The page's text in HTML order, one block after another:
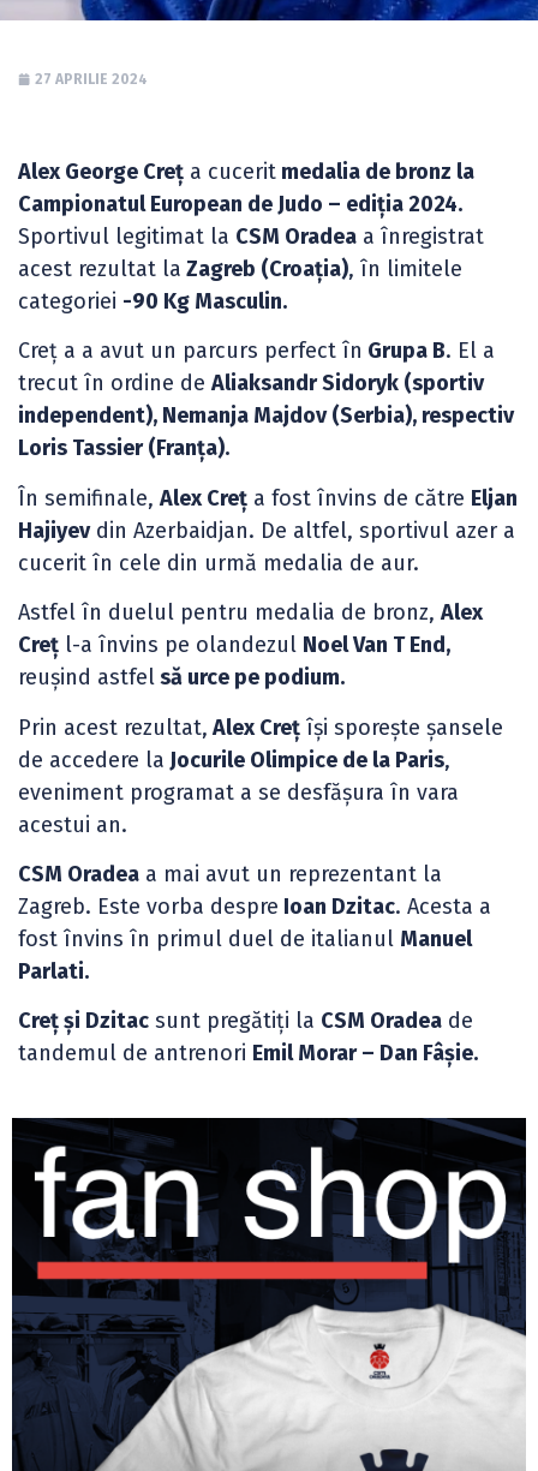
27 APRILIE 2024
Alex George Creț a cucerit medalia de bronz la
Campionatul European de Judo – ediția 2024.
Sportivul legitimat la CSM Oradea a înregistrat
acest rezultat la Zagreb (Croația), în limitele
categoriei -90 Kg Masculin.
Creț a a avut un parcurs perfect în Grupa B. El a
trecut în ordine de Aliaksandr Sidoryk (sportiv
independent), Nemanja Majdov (Serbia), respectiv
Loris Tassier (Franța).
În semifinale, Alex Creț a fost învins de către Eljan
Hajiyevdin Azerbaidjan. De altfel, sportivul azer a
cucerit în cele din urmă medalia de aur.
Astfel în duelul pentru medalia de bronz, Alex
Creț l-a învins pe olandezul Noel Van T End,
reușind astfelsă urce pe podium.
Prin acest rezultat, Alex Creț își sporește șansele
de accedere la Jocurile Olimpice de la Paris,
eveniment programat a se desfășura în vara
acestui an.
CSM Oradea a mai avut un reprezentant la
Zagreb. Este vorba despre Ioan Dzitac. Acesta a
fost învins în primul duel de italianul Manuel
Parlati.
Creț și Dzitac sunt pregătiți la CSM Oradea de
tandemul de antrenori Emil Morar – Dan Fâșie.